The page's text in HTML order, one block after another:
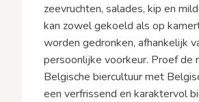
zeevruchten, salades, kip en
kan zowel gekoeld als op
worden gedronken, afhankelijk
persoonlijke voorkeur. Proef de
Belgische biercultuur met
een verfrissend en karaktervol